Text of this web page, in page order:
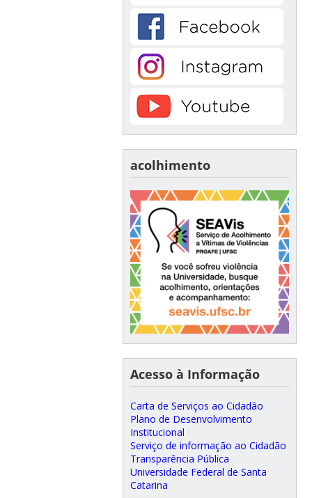
acolhimento
Acesso à Informação
Carta de Serviços ao Cidadão
Plano de Desenvolvimento
Institucional
Serviço de informação ao Cidadão
Transparência Pública
Universidade Federal de Santa
Catarina